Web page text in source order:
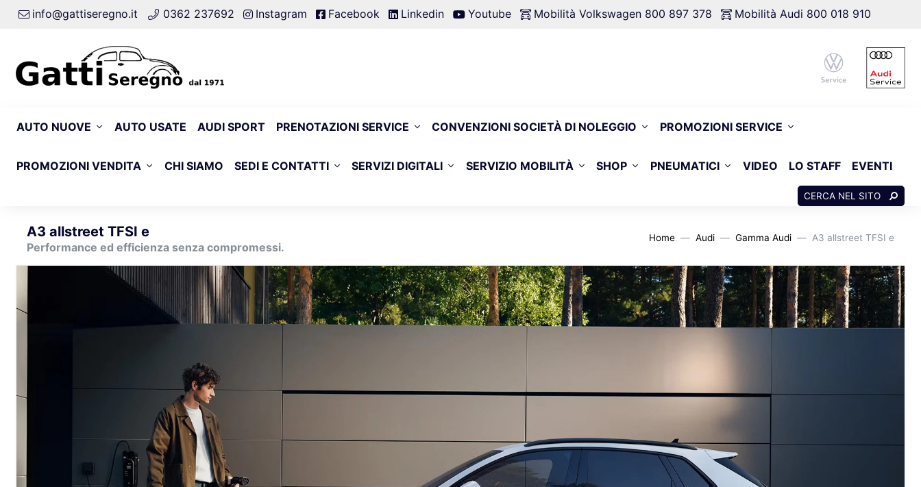
info@gattiseregno.it 0362 237692 Instagram Facebook Linkedin Youtube Mobilità Volkswagen 800 897 378 Mobilità Audi 800 018 910
AUTO NUOVE AUTO USATE AUDI SPORT PRENOTAZIONI SERVICE CONVENZIONI SOCIETÀ DI NOLEGGIO PROMOZIONI SERVICE
PROMOZIONI VENDITA CHI SIAMO SEDI E CONTATTI SERVIZI DIGITALI SERVIZIO MOBILITÀ SHOP PNEUMATICI VIDEO LO STAFF EVENTI
CERCA NEL SITO
A3 allstreet TFSI e
Performance ed efficienza senza compromessi.
Home Audi Gamma Audi A3 allstreet TFSI e